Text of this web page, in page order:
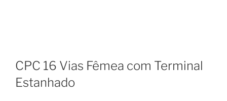
CPC 16 Vias Fêmea com Terminal
Estanhado